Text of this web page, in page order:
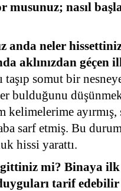
musunuz; nasıl
anda neler
aklınızdan
taşıp somut bir
bulduğunu
kelimelerime
sarf etmiş. Bu
hissi yarattı.
mi? Binaya
duyguları tarif